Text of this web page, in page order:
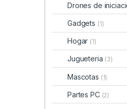
Drones de
Gadgets (1)
Hogar (1)
Jugueteria (3)
Mascotas (1)
Partes PC (2)